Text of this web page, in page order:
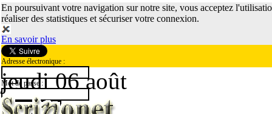
En poursuivant votre navigation sur notre site, vous acceptez
réaliser des statistiques et sécuriser votre connexion.
En savoir plus
Adresse électronique :
Mot de passe :
jeudi 06 août